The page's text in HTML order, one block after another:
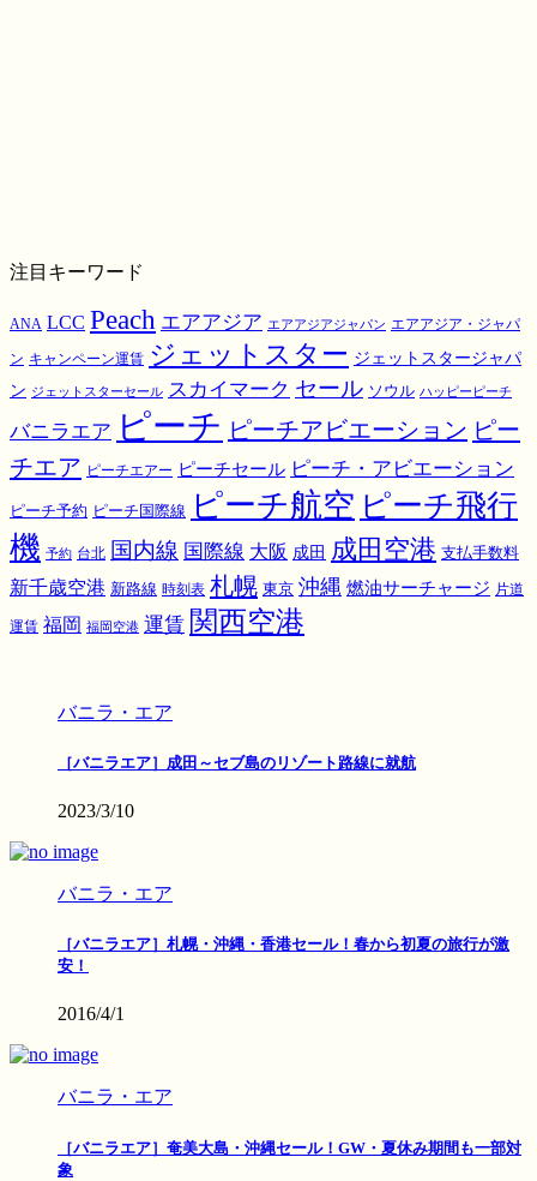
注目キーワード
ANA LCC Peach エアアジア エアアジアジャパン エアアジア・ジャパ
ン キャンペーン運賃 ジェットスター ジェットスタージャパ
ン ジェットスターセール スカイマーク セール ソウル ハッピーピーチ
バニラエア ピーチ ピーチアビエーション ピー
チエア ピーチエアー ピーチセール ピーチ・アビエーション
ピーチ予約 ピーチ国際線 ピーチ航空 ピーチ飛行
機 予約 台北 国内線 国際線 大阪 成田 成田空港 支払手数料
新千歳空港 新路線 時刻表 札幌 東京 沖縄 燃油サーチャージ 片道
運賃 福岡 福岡空港 運賃 関西空港
バニラ・エア
［バニラエア］成田～セブ島のリゾート路線に就航
2023/3/10
バニラ・エア
［バニラエア］札幌・沖縄・香港セール！春から初夏の旅行が激
安！
2016/4/1
バニラ・エア
［バニラエア］奄美大島・沖縄セール！GW・夏休み期間も一部対
象